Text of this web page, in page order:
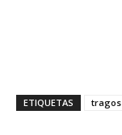
ETIQUETAS tragos